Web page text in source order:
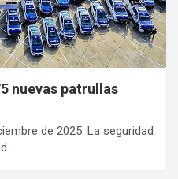
nuevas patrullas
de 2025. La seguridad